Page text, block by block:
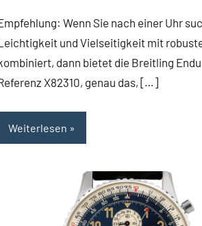
Wenn Sie nach einer Uhr
und Vielseitigkeit mit
dann bietet die Breitling
X82310, genau das, […]
Weiterlesen